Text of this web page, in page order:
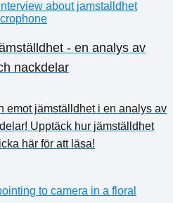
- en analys av
nackdelar
emot jämställdhet i en analys av
Upptäck hur jämställdhet
här för att läsa!